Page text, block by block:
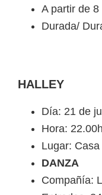
A partir de 8
Durada/
HALLEY
Día: 21 de
Hora: 22.00h
Lugar:
DANZA
Compañía: